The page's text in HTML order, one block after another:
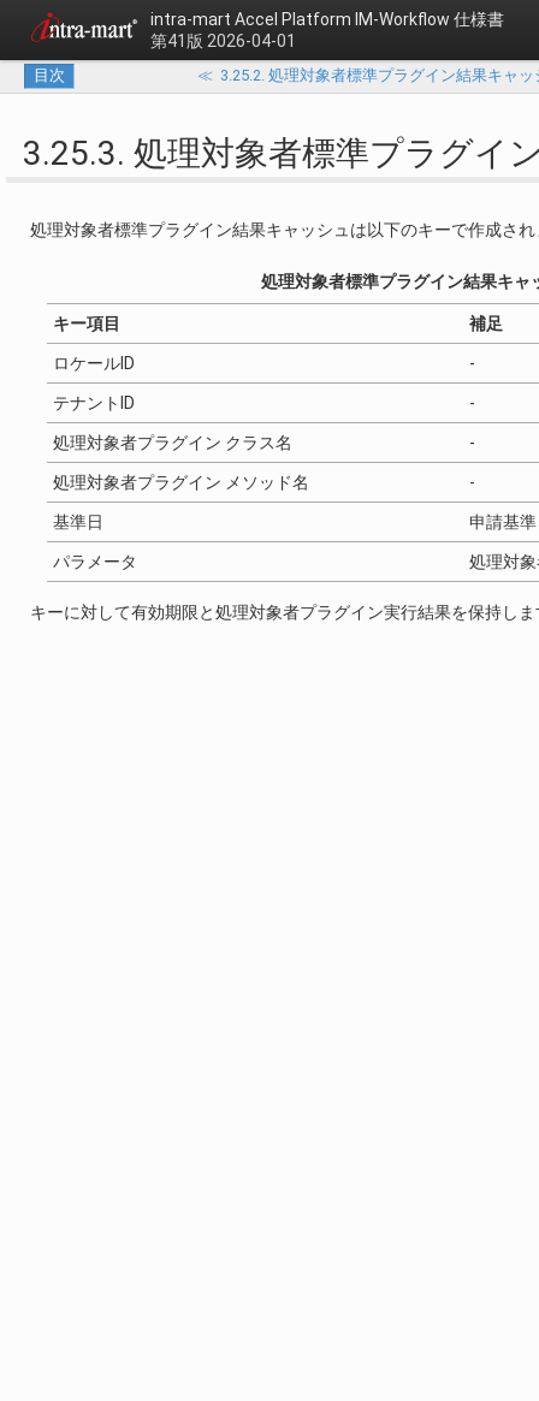
intra-mart Accel Platform IM-Workflow 仕様書
第41版 2026-04-01
目次 ≪ 3.25.2. 処理対象者標準プラグイン結果キャ
3.25.3. 処理対象者標準プラグイ
処理対象者標準プラグイン結果キャッシュは以下のキーで作成さ
処理対象者標準プラグイン結果キャ
キー項目 補足
ロケールID -
テナントID -
処理対象者プラグイン クラス名 -
処理対象者プラグイン メソッド名 -
基準日 申請基
パラメータ 処理対
キーに対して有効期限と処理対象者プラグイン実行結果を保持しま